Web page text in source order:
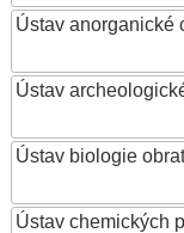
Ústav anorganické
Ústav
Ústav biologie
Ústav chemických